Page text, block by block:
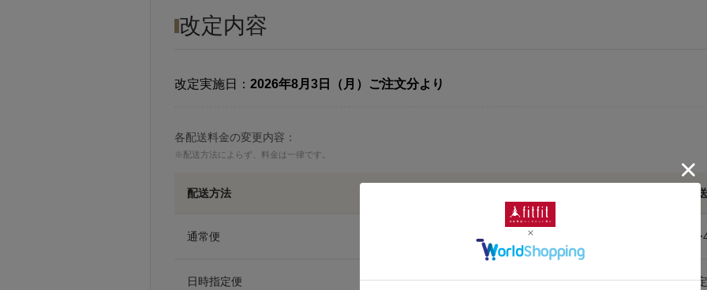
改定内容
改定実施日： 2026年8月3日（月）ご注文分より
各配送料金の変更内容：
※配送方法によらず、料金は一律です。
配送方法 発
通常便 880円 1
日時指定便 605円 880円 指